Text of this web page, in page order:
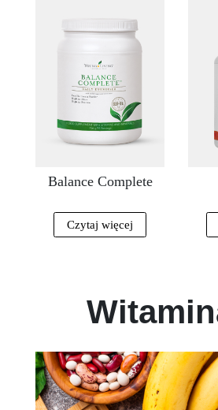
Balance Complete
Czytaj więcej